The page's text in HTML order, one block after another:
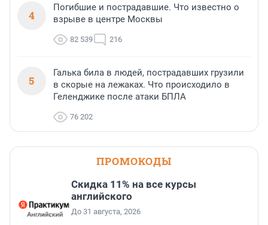
4
Погибшие и пострадавшие. Что известно о
взрыве в центре Москвы
82 539 216
5
Галька била в людей, пострадавших грузили
в скорые на лежаках. Что происходило в
Геленджике после атаки БПЛА
76 202
ПРОМОКОДЫ
Скидка 11% на все курсы
английского
До 31 августа, 2026